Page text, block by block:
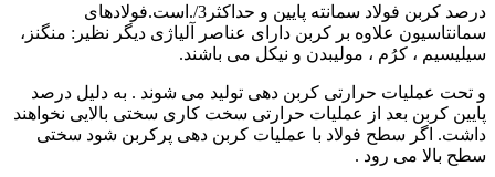
درصد کربن فولاد سمانته پایین و حداکثر3/.است.فولادهای
سمانتاسیون علاوه بر کربن دارای عناصر آلیاژی دیگر نظیر: منگنز،
سیلیسیم ، کرُم ، مولیبدن و نیکل می باشند.
و تحت عملیات حرارتی کربن دهی تولید می شوند . به دلیل درصد
پایین کربن بعد از عملیات حرارتی سخت کاری سختی بالایی نخواهند
داشت. اگر سطح فولاد با عملیات کربن دهی پرکربن شود سختی
سطح بالا می رود .